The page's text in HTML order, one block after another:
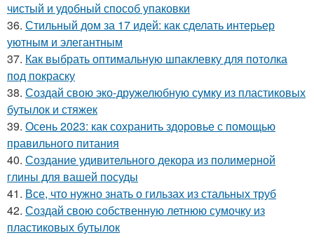
чистый и удобный способ упаковки
36. Стильный дом за 17 идей: как сделать интерьер
уютным и элегантным
37. Как выбрать оптимальную шпаклевку для потолка
под покраску
38. Создай свою эко-дружелюбную сумку из пластиковых
бутылок и стяжек
39. Осень 2023: как сохранить здоровье с помощью
правильного питания
40. Создание удивительного декора из полимерной
глины для вашей посуды
41. Все, что нужно знать о гильзах из стальных труб
42. Создай свою собственную летнюю сумочку из
пластиковых бутылок